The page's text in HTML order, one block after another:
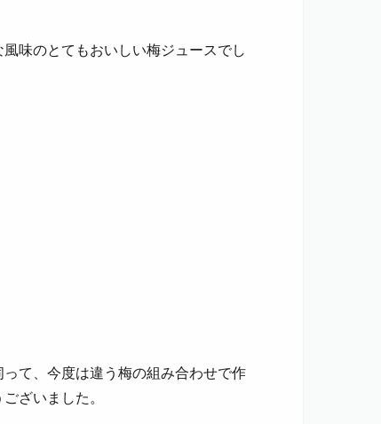
味のとてもおいしい梅ジュースでし
て、今度は違う梅の組み合わせで作
ざいました。